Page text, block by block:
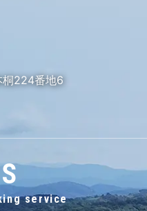
桐224番地6
service